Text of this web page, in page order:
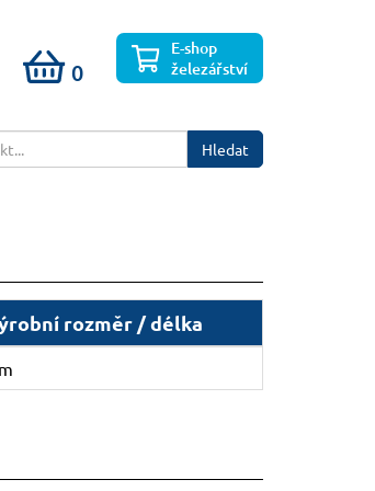
0
E-shop
železářství
Hledat
rozměr / délka